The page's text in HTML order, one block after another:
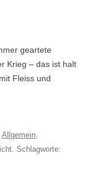
geartete
Krieg – das ist halt
Fleiss und
Allgemein,
Schlagworte: